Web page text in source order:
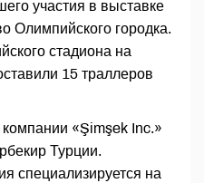
участия в выставке
Олимпийского городка.
стадиона на
15 траллеров
«Şimşek Inc.»
Турции.
специализируется на